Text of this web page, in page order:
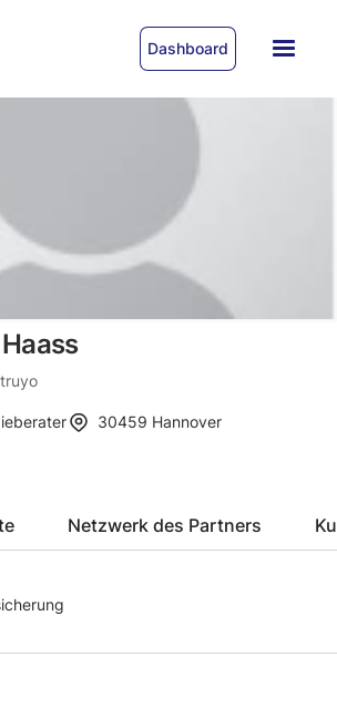
Dashboard
30459 Hannover
Netzwerk des Partners